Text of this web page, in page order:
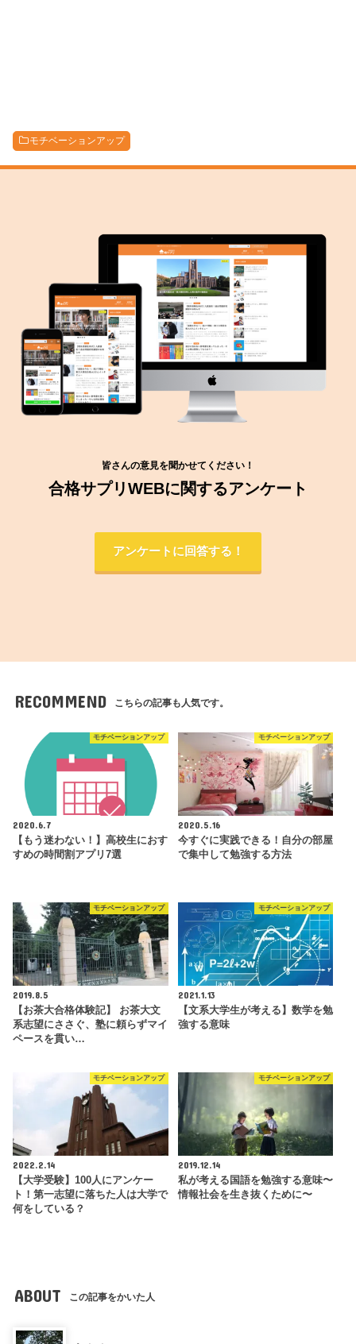
モチベーションアップ
皆さんの意見を聞かせてください！
合格サプリWEBに関するアンケート
アンケートに回答する！
RECOMMEND こちらの記事も人気です。
モチベーションアップ
2020.6.7
【もう迷わない！】高校生におす
すめの時間割アプリ7選
モチベーションアップ
2020.5.16
今すぐに実践できる！自分の部屋
で集中して勉強する方法
モチベーションアップ
2019.8.5
【お茶大合格体験記】 お茶大文
系志望にささぐ、塾に頼らずマイ
ペースを貫い…
モチベーションアップ
2021.1.13
【文系大学生が考える】数学を勉
強する意味
モチベーションアップ
2022.2.14
【大学受験】100人にアンケー
ト！第一志望に落ちた人は大学で
何をしている？
モチベーションアップ
2019.12.14
私が考える国語を勉強する意味〜
情報社会を生き抜くために〜
ABOUT この記事をかいた人